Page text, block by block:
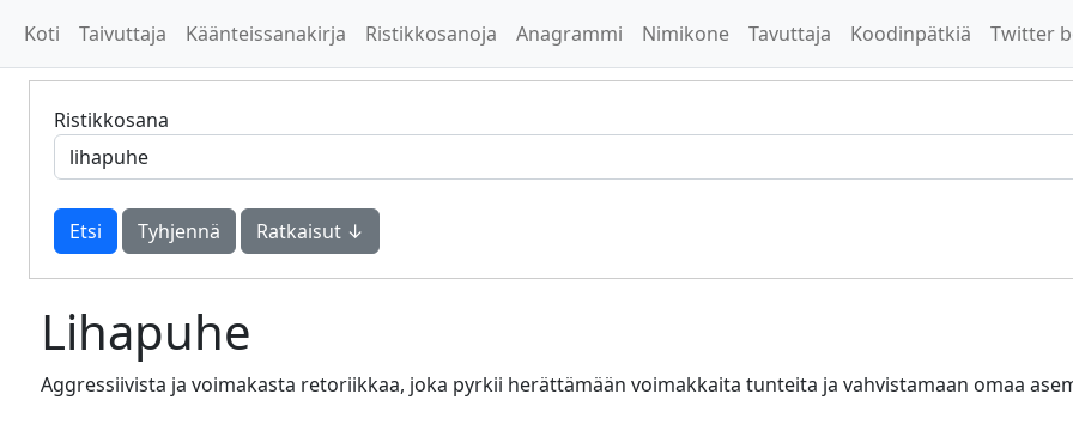
Koti Taivuttaja Käänteissanakirja Ristikkosanoja Anagrammi Nimikone Tavuttaja Koodinpätkiä Twitter
Ristikkosana
Tyhjennä Ratkaisut ↓
Lihapuhe
Aggressiivista ja voimakasta retoriikkaa, joka pyrkii herättämään voimakkaita tunteita ja vahvistamaan omaa